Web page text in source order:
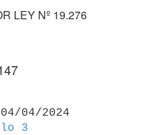
LEY Nº 19.276
04/2024
3